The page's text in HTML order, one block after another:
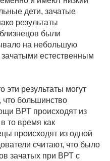
дети, зачатые
результаты
были
на небольшую
естественным
эти результаты могут
что большинство
ВРТ происходят из
то время как
происходят из одной
считают, что было
зачатых при ВРТ с